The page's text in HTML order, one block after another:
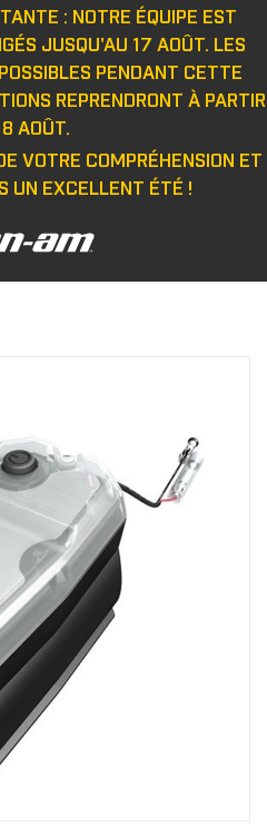
: NOTRE ÉQUIPE EST
JUSQU'AU 17 AOÛT. LES
PENDANT CETTE
REPRENDRONT À PARTIR
AOÛT.
VOTRE COMPRÉHENSION ET
UN EXCELLENT ÉTÉ !